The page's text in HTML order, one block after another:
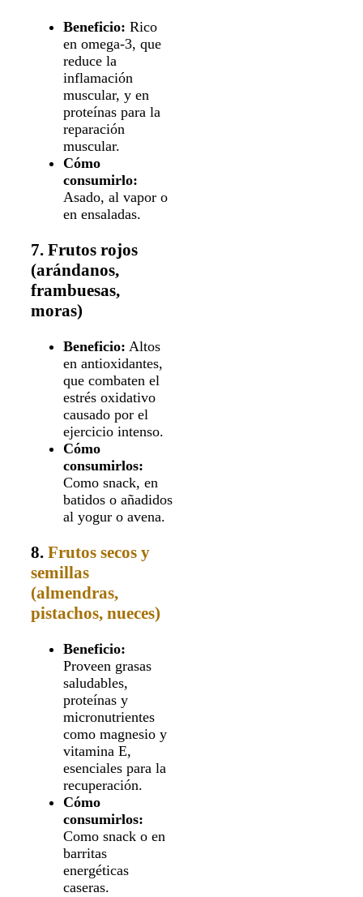
Beneficio: Rico
en omega-3, que
reduce la
inflamación
muscular, y en
proteínas para la
reparación
muscular.
Cómo
consumirlo:
Asado, al vapor o
en ensaladas.
7. Frutos rojos
(arándanos,
frambuesas,
moras)
Beneficio: Altos
en antioxidantes,
que combaten el
estrés oxidativo
causado por el
ejercicio intenso.
Cómo
consumirlos:
Como snack, en
batidos o añadidos
al yogur o avena.
8. Frutos secos y
semillas
(almendras,
pistachos, nueces)
Beneficio:
Proveen grasas
saludables,
proteínas y
micronutrientes
como magnesio y
vitamina E,
esenciales para la
recuperación.
Cómo
consumirlos:
Como snack o en
barritas
energéticas
caseras.